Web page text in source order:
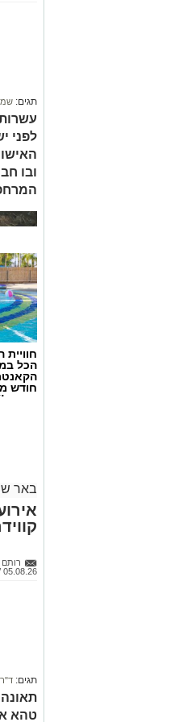
תגים:
לפני
ובו
מתח
ממש
הגשת
הכל
חודש
באר
רותם
05.08.26 / 16:30
תגים:
טהא